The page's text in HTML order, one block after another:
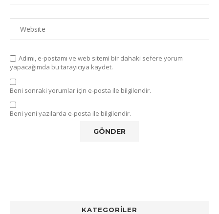
Adımı, e-postamı ve web sitemi bir dahaki sefere yorum
yapacağımda bu tarayıcıya kaydet.
Beni sonraki yorumlar için e-posta ile bilgilendir.
Beni yeni yazılarda e-posta ile bilgilendir.
KATEGORİLER